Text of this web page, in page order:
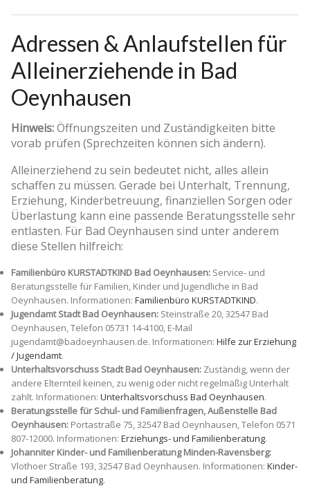
Adressen & Anlaufstellen für
Alleinerziehende in Bad
Oeynhausen
Hinweis:Öffnungszeiten und Zuständigkeiten bitte
vorab prüfen (Sprechzeiten können sich ändern).
Alleinerziehend zu sein bedeutet nicht, alles allein
schaffen zu müssen. Gerade bei Unterhalt, Trennung,
Erziehung, Kinderbetreuung, finanziellen Sorgen oder
Überlastung kann eine passende Beratungsstelle sehr
entlasten. Für Bad Oeynhausen sind unter anderem
diese Stellen hilfreich:
Familienbüro KURSTADTKIND Bad Oeynhausen: Service- und
Beratungsstelle für Familien, Kinder und Jugendliche in Bad
Oeynhausen. Informationen: Familienbüro KURSTADTKIND.
Jugendamt Stadt Bad Oeynhausen: Steinstraße 20, 32547 Bad
Oeynhausen, Telefon 05731 14-4100, E-Mail
jugendamt@badoeynhausen.de. Informationen: Hilfe zur Erziehung
/ Jugendamt.
Unterhaltsvorschuss Stadt Bad Oeynhausen: Zuständig, wenn der
andere Elternteil keinen, zu wenig oder nicht regelmäßig Unterhalt
zahlt. Informationen: Unterhaltsvorschuss Bad Oeynhausen.
Beratungsstelle für Schul- und Familienfragen, Außenstelle Bad
Oeynhausen: Portastraße 75, 32547 Bad Oeynhausen, Telefon 0571
807-12000. Informationen: Erziehungs- und Familienberatung.
Johanniter Kinder- und Familienberatung Minden-Ravensberg:
Vlothoer Straße 193, 32547 Bad Oeynhausen. Informationen: Kinder-
und Familienberatung.